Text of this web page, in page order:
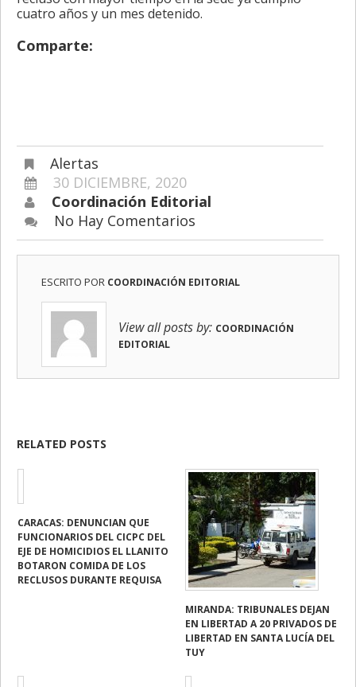
cuatro años y un mes detenido.
Comparte:
Alertas
30 DICIEMBRE, 2020
Coordinación Editorial
No Hay Comentarios
ESCRITO POR COORDINACIÓN EDITORIAL
View all posts by: COORDINACIÓN
EDITORIAL
RELATED POSTS
CARACAS: DENUNCIAN QUE
FUNCIONARIOS DEL CICPC DEL
EJE DE HOMICIDIOS EL LLANITO
BOTARON COMIDA DE LOS
RECLUSOS DURANTE REQUISA
MIRANDA: TRIBUNALES DEJAN
EN LIBERTAD A 20 PRIVADOS DE
LIBERTAD EN SANTA LUCÍA DEL
TUY